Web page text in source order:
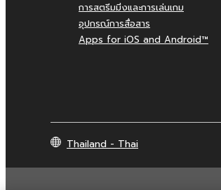
การสตรีมมิ่งและการเล่นเกม
อุปกรณ์การสื่อสาร
Apps for iOS and Android™
Thailand - Thai